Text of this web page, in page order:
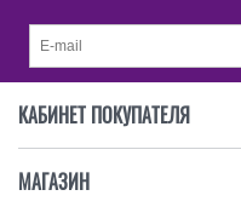
КАБИНЕТ ПОКУПАТЕЛЯ
МАГАЗИН